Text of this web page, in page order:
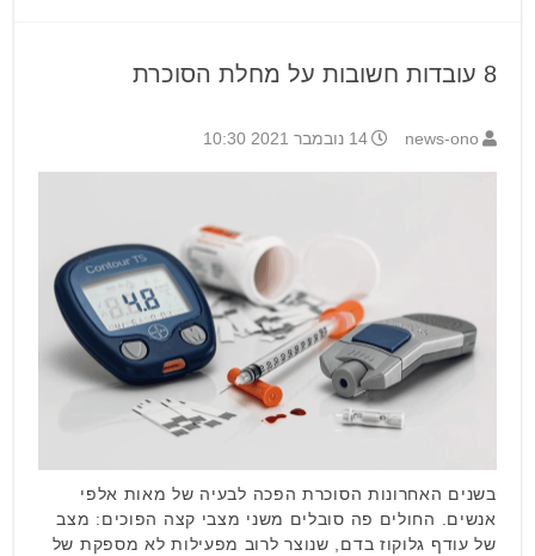
8 עובדות חשובות על מחלת הסוכרת
news-ono 14 נובמבר 2021 10:30
בשנים האחרונות הסוכרת הפכה לבעיה של מאות אלפי
אנשים. החולים פה סובלים משני מצבי קצה הפוכים: מצב
של עודף גלוקוז בדם, שנוצר לרוב מפעילות לא מספקת של